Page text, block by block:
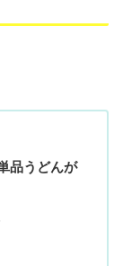
品うどんが